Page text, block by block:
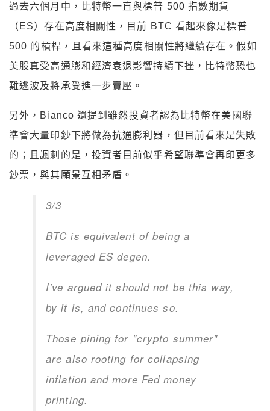
過去六個月中，比特幣一直與標普 500 指數期貨
（ES）存在高度相關性，目前 BTC 看起來像是標普
500 的槓桿，且看來這種高度相關性將繼續存在。假如
美股真受高通膨和經濟衰退影響持續下挫，比特幣恐也
難逃波及將承受進一步賣壓。
另外，Bianco 還提到雖然投資者認為比特幣在美國聯
準會大量印鈔下將做為抗通膨利器，但目前看來是失敗
的；且諷刺的是，投資者目前似乎希望聯準會再印更多
鈔票，與其願景互相矛盾。
3/3
BTC is equivalent of being a
leveraged ES degen.
I've argued it should not be this way,
by it is, and continues so.
Those pining for "crypto summer"
are also rooting for collapsing
inflation and more Fed money
printing.